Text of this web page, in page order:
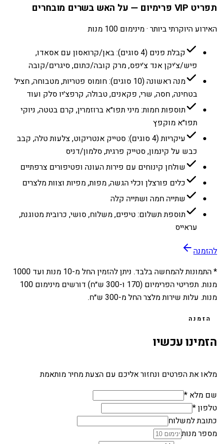
תפריט VIP פרימיום — על האש בשרים מובחרים
האירוע היוקרתי ביותר · מינימום 100 מנות
קבלת פנים (4 סוגים): באן/קרואסון עם אסאדו,
פיש/צ׳יקן אנד צ׳יפס, מרק קובה/כתום, סיגרים/קובה
מנה ראשונה (10 סוגים): חומוס פטריות, מטבוחה, חציל
בטחינה, חסה, שרי, פקאנים, טבולה, קרפצ׳יו סלק ועוד
תוספות חמות: מיני תפו״א ברוזמרין, קרם בטטה, ניוקי
תפו״א מוקפץ
עיקריות (4 סוגים): סטייק אנטריקוט, צלעות טלה, קבב
כבש על קינמון, סטייק פרגית, סלמון/דניס
שולחן קינוחים עם פירות העונה ופטיפורים צרפתיים
כלים פורצלן וכלי הגשה, מפות, מפיות וצוות מלצרים
שתייה חמה ושתייה קלה
תוספת תשלום: טיפים, משלוח, סושי, כרובית מטוגנת,
עראייס
להזמנה
* התמונות להמחשה בלבד. ניתן להזמין החל מ-10 מנות ועד 1000
מנות. תפריטי הפרימיום (170 ו-300 ש״ח) דורשים מינימום 100
מנות. עלות שירות מלצר החל מ-300 ש״ח.
הזמנה
הזמינו עכשיו
מלאו את הפרטים ונחזור אליכם עם הצעת מחיר מותאמת
שם מלא *
טלפון *
כתובת למשלוח
מספר מנות